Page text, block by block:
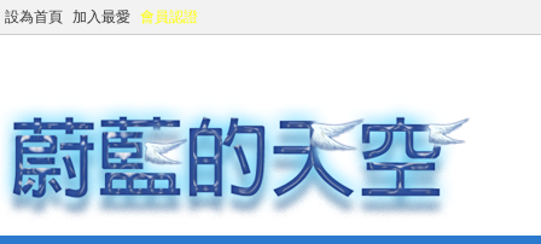
設為首頁 加入最愛 會員認證